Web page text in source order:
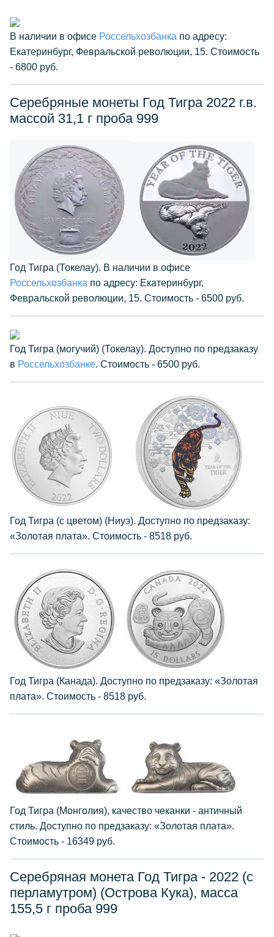
В наличии в офисе Россельхозбанка по адресу:
Екатеринбург, Февральской революции, 15. Стоимость
- 6800 руб.
Серебряные монеты Год Тигра 2022 г.в.
массой 31,1 г проба 999
Год Тигра (Токелау). В наличии в офисе
Россельхозбанка по адресу: Екатеринбург,
Февральской революции, 15. Стоимость - 6500 руб.
Год Тигра (могучий) (Токелау). Доступно по предзаказу
в Россельхозбанке. Стоимость - 6500 руб.
Год Тигра (с цветом) (Ниуэ). Доступно по предзаказу:
«Золотая плата». Стоимость - 8518 руб.
Год Тигра (Канада). Доступно по предзаказу: «Золотая
плата». Стоимость - 8518 руб.
Год Тигра (Монголия), качество чеканки - античный
стиль. Доступно по предзаказу: «Золотая плата».
Стоимость - 16349 руб.
Серебряная монета Год Тигра - 2022 (с
перламутром) (Острова Кука), масса
155,5 г проба 999